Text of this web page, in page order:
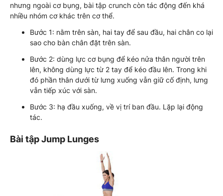
nhưng ngoài cơ bụng, bài tập crunch còn tác động đến khá
nhiều nhóm cơ khác trên cơ thể.
Bước 1: nằm trên sàn, hai tay để sau đầu, hai chân co lại
sao cho bàn chân đặt trên sàn.
Bước 2: dùng lực cơ bụng để kéo nửa thân người trên
lên, không dùng lực từ 2 tay để kéo đầu lên. Trong khi
đó phần thân dưới từ lưng xuống vẫn giữ cố định, lưng
vẫn tiếp xúc với sàn.
Bước 3: hạ đầu xuống, về vị trí ban đầu. Lặp lại động
tác.
Bài tập Jump Lunges